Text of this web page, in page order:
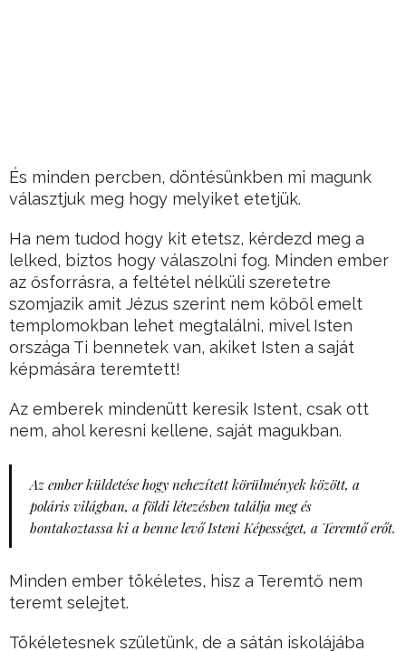
És minden percben, döntésünkben mi magunk
választjuk meg hogy melyiket etetjük.
Ha nem tudod hogy kit etetsz, kérdezd meg a
lelked, biztos hogy válaszolni fog. Minden ember
az ősforrásra, a feltétel nélküli szeretetre
szomjazik amit Jézus szerint nem kőből emelt
templomokban lehet megtalálni, mivel Isten
országa Ti bennetek van, akiket Isten a saját
képmására teremtett!
Az emberek mindenütt keresik Istent, csak ott
nem, ahol keresni kellene, saját magukban.
Az ember küldetése hogy nehezített körülmények között, a
poláris világban, a földi létezésben találja meg és
bontakoztassa ki a benne levő Isteni Képességet, a Teremtő erőt.
Minden ember tökéletes, hisz a Teremtő nem
teremt selejtet.
Tökéletesnek születünk, de a sátán iskolájába